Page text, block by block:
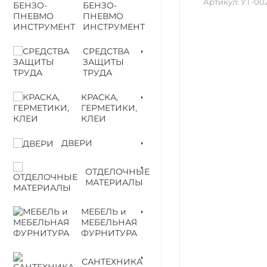
БЕНЗО-
ПНЕВМО
ИНСТРУМЕНТ
СРЕДСТВА
ЗАЩИТЫ
ТРУДА
КРАСКА,
ГЕРМЕТИКИ,
КЛЕИ
ДВЕРИ
ОТДЕЛОЧНЫЕ
МАТЕРИАЛЫ
МЕБЕЛЬ и
МЕБЕЛЬНАЯ
ФУРНИТУРА
САНТЕХНИКА